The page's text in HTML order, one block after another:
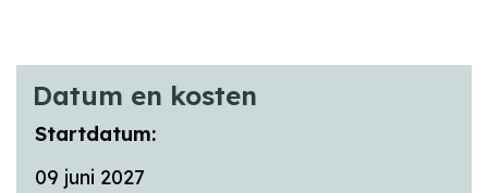
Datum en kosten
Startdatum:
09 juni 2027